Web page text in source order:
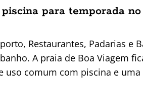
para temporada
Restaurantes, Padarias
A praia de Boa Viagem
uso comum com piscina e